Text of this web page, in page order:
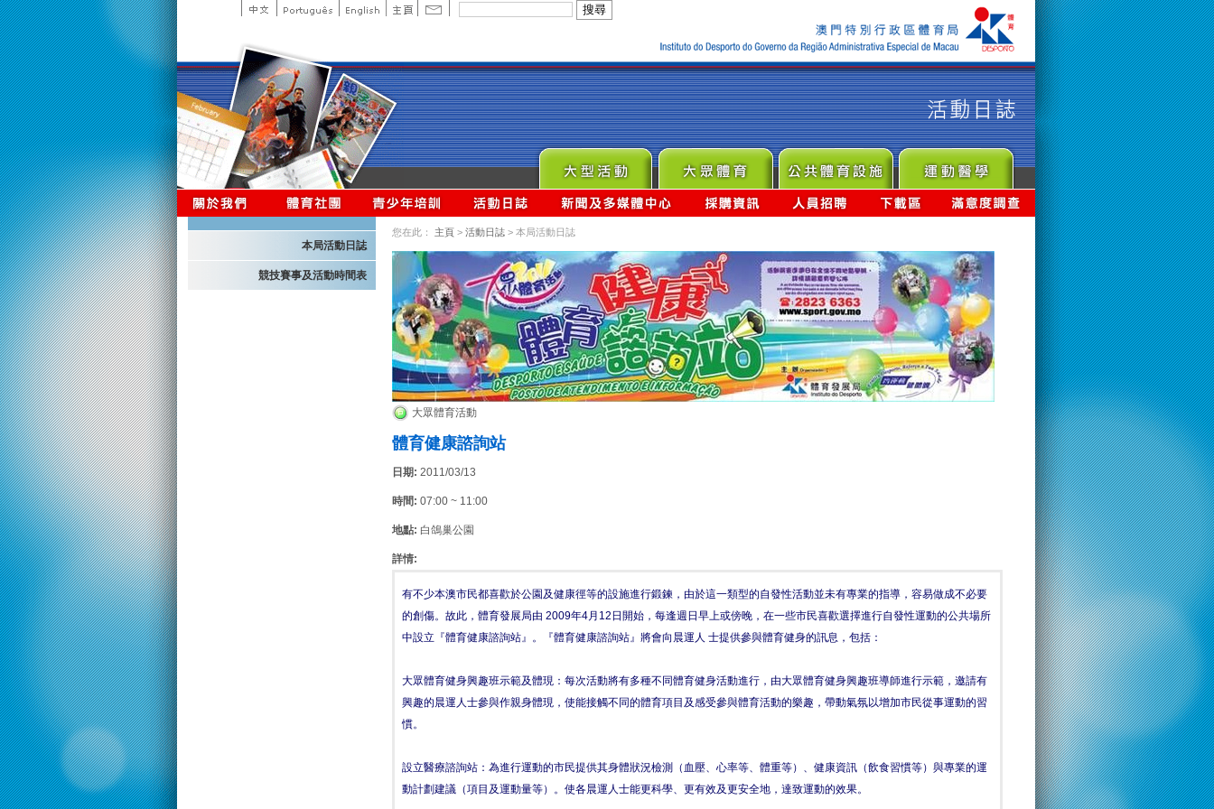
本局活動日誌
競技賽事及活動時間表
您在此： 主頁 > 活動日誌 > 本局活動日誌
大眾體育活動
體育健康諮詢站
日期: 2011/03/13
時間: 07:00 ~ 11:00
地點: 白鴿巢公園
詳情:
有不少本澳市民都喜歡於公園及健康徑等的設施進行鍛鍊，由於這一類型的自發性活動並未有專業的指導，容易做成不必要
的創傷。故此，體育發展局由 2009年4月12日開始，每逢週日早上或傍晚，在一些市民喜歡選擇進行自發性運動的公共場所
中設立『體育健康諮詢站』。『體育健康諮詢站』將會向晨運人 士提供參與體育健身的訊息，包括：
大眾體育健身興趣班示範及體現：每次活動將有多種不同體育健身活動進行，由大眾體育健身興趣班導師進行示範，邀請有
興趣的晨運人士參與作親身體現，使能接觸不同的體育項目及感受參與體育活動的樂趣，帶動氣氛以增加市民從事運動的習
慣。
設立醫療諮詢站：為進行運動的市民提供其身體狀況檢測（血壓、心率等、體重等）、健康資訊（飲食習慣等）與專業的運
動計劃建議（項目及運動量等）。使各晨運人士能更科學、更有效及更安全地，達致運動的效果。